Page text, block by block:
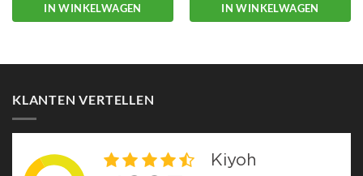
IN WINKELWAGEN IN WINKELWAGEN
KLANTEN VERTELLEN